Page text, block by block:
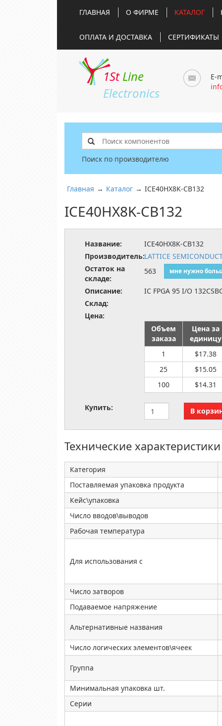
ГЛАВНАЯ О ФИРМЕ КАТАЛОГ
ОПЛАТА И ДОСТАВКА СЕРТИФИКАТЫ
1St Line
Electronics
E-
Поиск по производителю
Главная → Каталог → ICE40HX8K-CB132
ICE40HX8K-CB132
Название:
ICE40HX8K-CB132
Производитель:LATTICE
Остаток на
складе:
563 мне нужно
Описание:
IC FPGA 95 I/O
Склад:
Цена:
Объем
заказа
Цена за
единицу
1
$17.38
25
$15.05
100
$14.31
Купить:
Технические характеристики
Категория
Поставляемая упаковка продукта
Кейс\упаковка
Число вводов\выводов
Рабочая температура
Для использования с
Число затворов
Подаваемое напряжение
Альтернативные названия
Число логических элементов\ячеек
Группа
Минимальная упаковка шт.
Серии